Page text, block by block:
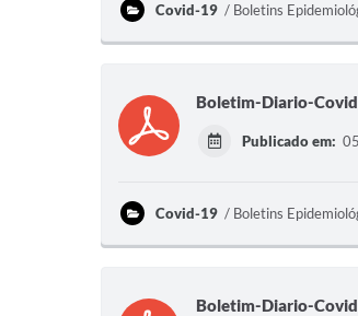
Covid-19 Boletins
Boletim-Diario-
Publicado em:
Covid-19 Boletins
Boletim-Diario-